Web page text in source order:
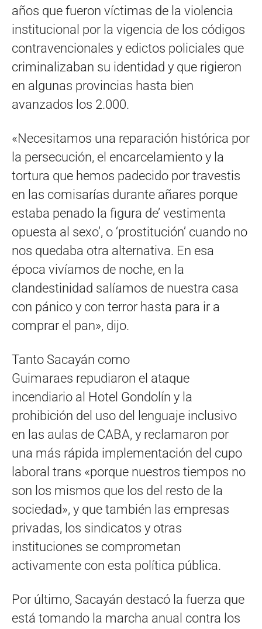
años que fueron víctimas de la violencia
institucional por la vigencia de los códigos
contravencionales y edictos policiales que
criminalizaban su identidad y que rigieron
en algunas provincias hasta bien
avanzados los 2.000.
«Necesitamos una reparación histórica por
la persecución, el encarcelamiento y la
tortura que hemos padecido por travestis
en las comisarías durante añares porque
estaba penado la figura de’ vestimenta
opuesta al sexo’, o ‘prostitución’ cuando no
nos quedaba otra alternativa. En esa
época vivíamos de noche, en la
clandestinidad salíamos de nuestra casa
con pánico y con terror hasta para ir a
comprar el pan», dijo.
Tanto Sacayán como
Guimaraes repudiaron el ataque
incendiario al Hotel Gondolín y la
prohibición del uso del lenguaje inclusivo
en las aulas de CABA, y reclamaron por
una más rápida implementación del cupo
laboral trans «porque nuestros tiempos no
son los mismos que los del resto de la
sociedad», y que también las empresas
privadas, los sindicatos y otras
instituciones se comprometan
activamente con esta política pública.
Por último, Sacayán destacó la fuerza que
está tomando la marcha anual contra los